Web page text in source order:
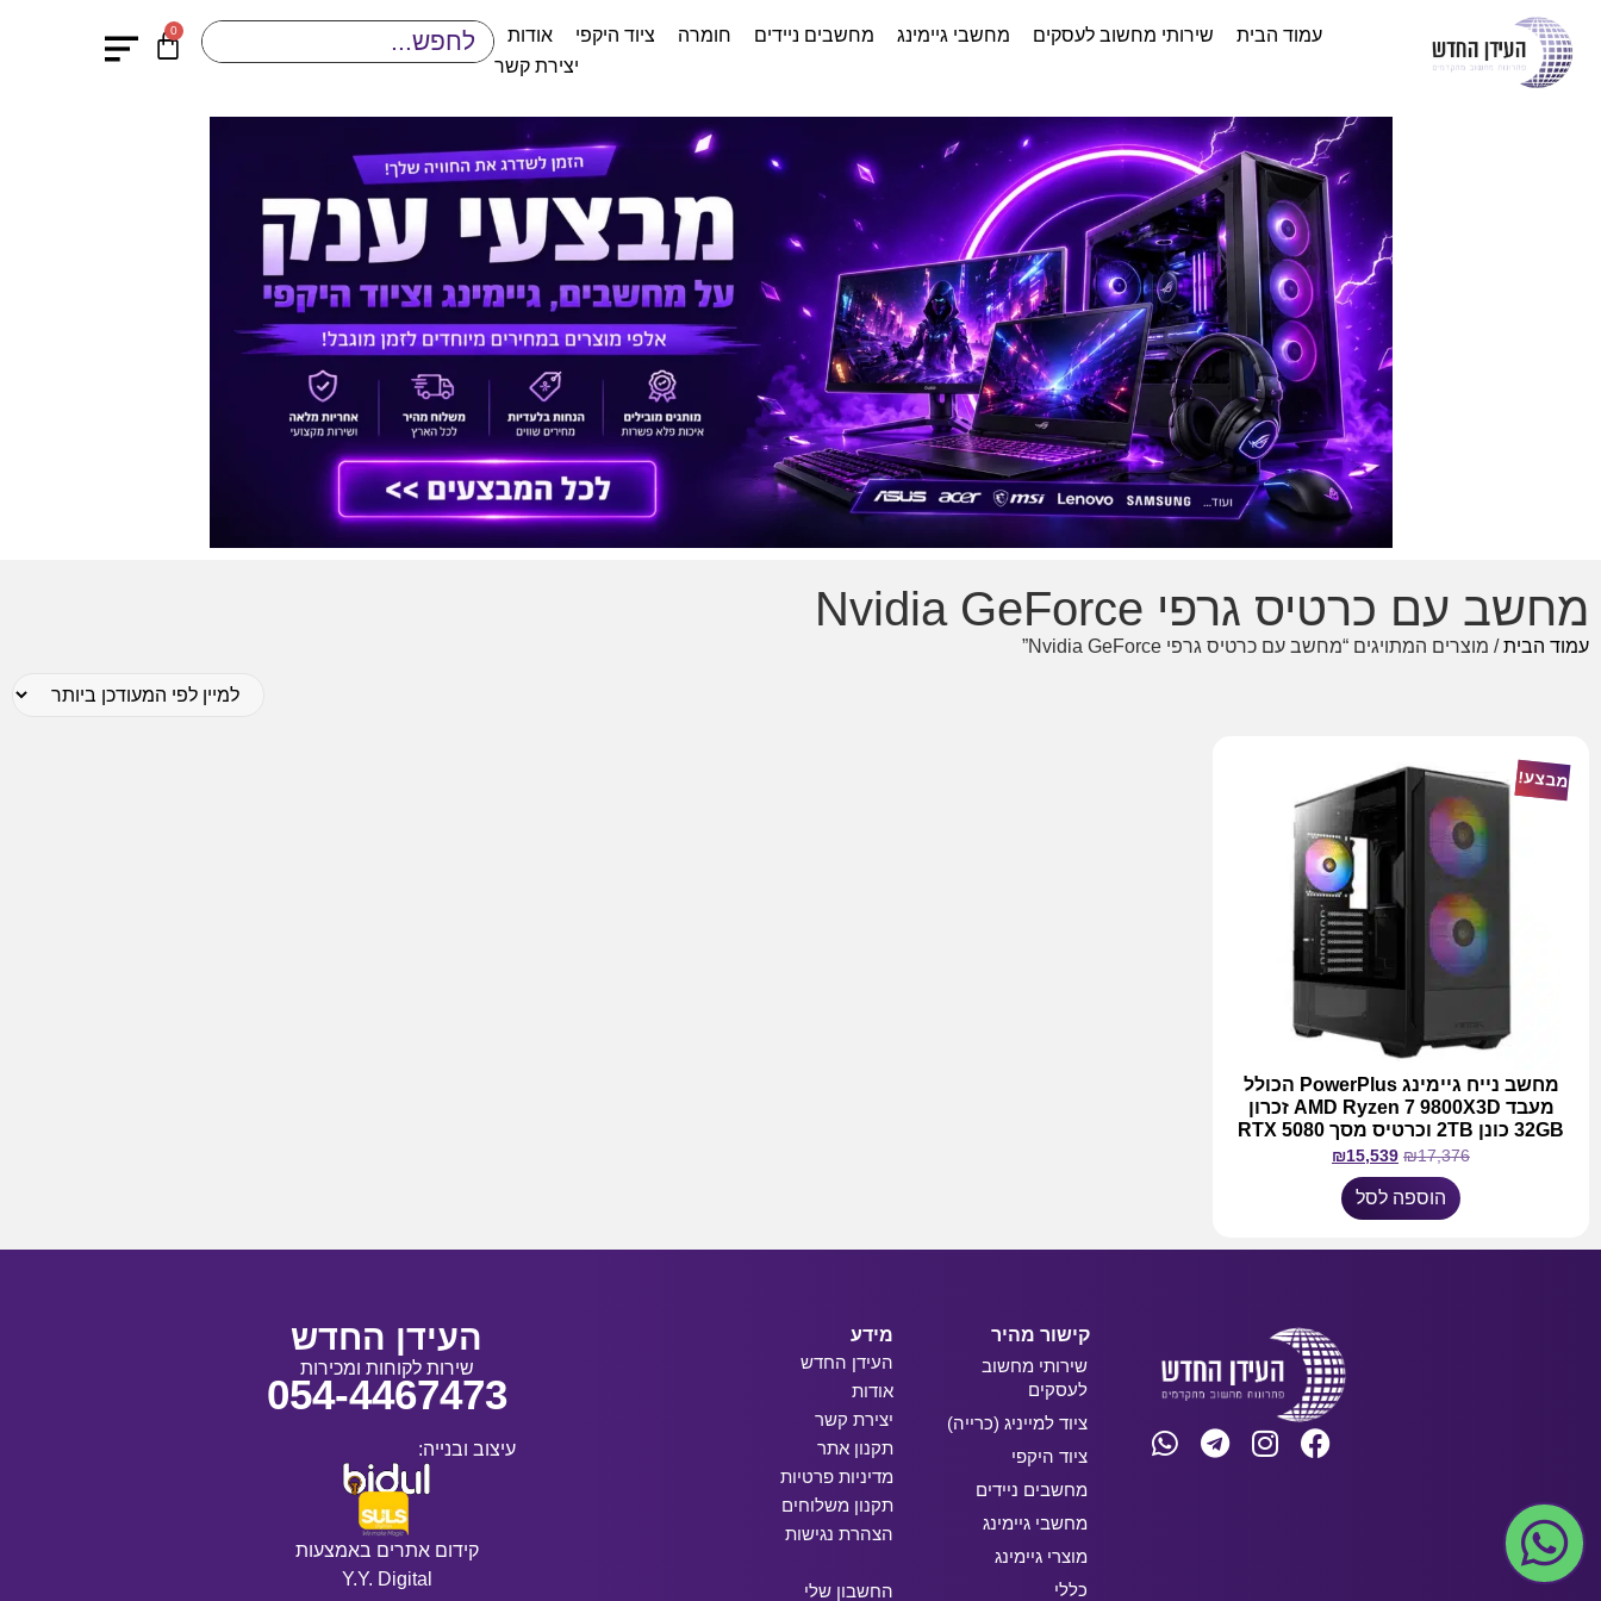
עמוד הבית שירותי מחשוב לעסקים מחשבי גיימינג מחשבים ניידים חומרה ציוד היקפי
אודות
יצירת קשר
0
מחשב עם כרטיס גרפי Nvidia GeForce
עמוד הבית/ מוצרים המתויגים “מחשב עם כרטיס גרפי Nvidia GeForce”
מבצע!
מחשב נייח גיימינג PowerPlus הכולל
מעבד AMD Ryzen 7 9800X3D זכרון
32GB כונן 2TB וכרטיס מסך RTX 5080
₪17,376
₪15,539
הוספה לסל
קישור מהיר
שירותי מחשוב
לעסקים
ציוד למייניג (כרייה)
ציוד היקפי
מחשבים ניידים
מחשבי גיימינג
מוצרי גיימינג
כללי
מידע
העידן החדש
אודות
יצירת קשר
תקנון אתר
מדיניות פרטיות
תקנון משלוחים
הצהרת נגישות
החשבון שלי
העידן החדש
שירות לקוחות ומכירות
054-4467473
עיצוב ובנייה:
קידום אתרים באמצעות
Y.Y. Digital